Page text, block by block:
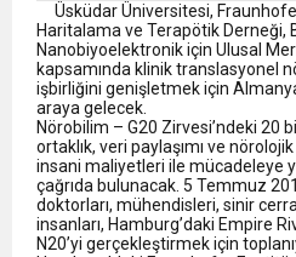
Üsküdar Üniversitesi,
Haritalama ve Terapötik Derneği,
Nanobiyoelektronik için Ulusal
kapsamında klinik translasyonel
işbirliğini genişletmek için
araya gelecek.
Nörobilim – G20 Zirvesi’ndeki 20
ortaklık, veri paylaşımı ve
insani maliyetleri ile mücadeleye
çağrıda bulunacak. 5 Temmuz
doktorları, mühendisleri, sinir
insanları, Hamburg’daki Empire
N20’yi gerçekleştirmek için